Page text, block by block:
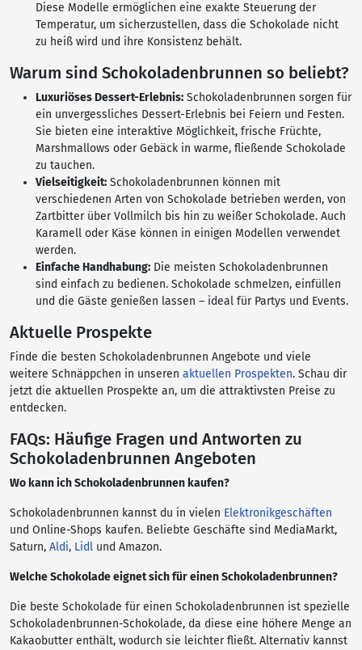
Diese Modelle ermöglichen eine exakte Steuerung der
Temperatur, um sicherzustellen, dass die Schokolade nicht
zu heiß wird und ihre Konsistenz behält.
Warum sind Schokoladenbrunnen so beliebt?
Luxuriöses Dessert-Erlebnis: Schokoladenbrunnen sorgen für
ein unvergessliches Dessert-Erlebnis bei Feiern und Festen.
Sie bieten eine interaktive Möglichkeit, frische Früchte,
Marshmallows oder Gebäck in warme, fließende Schokolade
zu tauchen.
Vielseitigkeit: Schokoladenbrunnen können mit
verschiedenen Arten von Schokolade betrieben werden, von
Zartbitter über Vollmilch bis hin zu weißer Schokolade. Auch
Karamell oder Käse können in einigen Modellen verwendet
werden.
Einfache Handhabung: Die meisten Schokoladenbrunnen
sind einfach zu bedienen. Schokolade schmelzen, einfüllen
und die Gäste genießen lassen – ideal für Partys und Events.
Aktuelle Prospekte
Finde die besten Schokoladenbrunnen Angebote und viele
weitere Schnäppchen in unseren aktuellen Prospekten. Schau dir
jetzt die aktuellen Prospekte an, um die attraktivsten Preise zu
entdecken.
FAQs: Häufige Fragen und Antworten zu
Schokoladenbrunnen Angeboten
Wo kann ich Schokoladenbrunnen kaufen?
Schokoladenbrunnen kannst du in vielen Elektronikgeschäften
und Online-Shops kaufen. Beliebte Geschäfte sind MediaMarkt,
Saturn, Aldi, Lidl und Amazon.
Welche Schokolade eignet sich für einen Schokoladenbrunnen?
Die beste Schokolade für einen Schokoladenbrunnen ist spezielle
Schokoladenbrunnen-Schokolade, da diese eine höhere Menge an
Kakaobutter enthält, wodurch sie leichter fließt. Alternativ kannst